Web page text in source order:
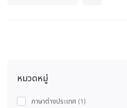
หมวดหมู่
ภาษาต่างประเทศ (1)